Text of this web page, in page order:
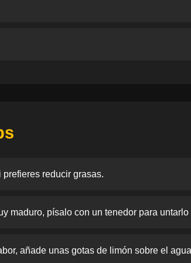
reducir grasas.
maduro, písalo con un tenedor para
añade unas gotas de limón sobre el